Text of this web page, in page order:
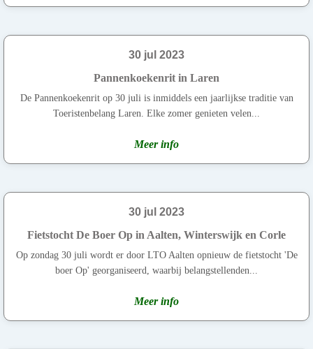
30 jul 2023
Pannenkoekenrit in Laren
De Pannenkoekenrit op 30 juli is inmiddels een jaarlijkse traditie van
Toeristenbelang Laren. Elke zomer genieten velen...
Meer info
30 jul 2023
Fietstocht De Boer Op in Aalten, Winterswijk en Corle
Op zondag 30 juli wordt er door LTO Aalten opnieuw de fietstocht 'De
boer Op' georganiseerd, waarbij belangstellenden...
Meer info